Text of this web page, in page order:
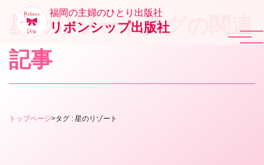
福岡の主婦のひとり出版社
リボンシップ出版社
星のリゾートタグの関連
記事
トップページ>タグ : 星のリゾート